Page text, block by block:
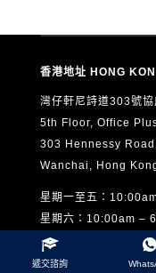
香港地址 HONG
灣仔軒尼詩道303號
5th Floor, Office
303 Hennessy
Wanchai, Hong
星期一至五：
星期六：10:00am –
星期日及公眾假期休息
遞交諮詢